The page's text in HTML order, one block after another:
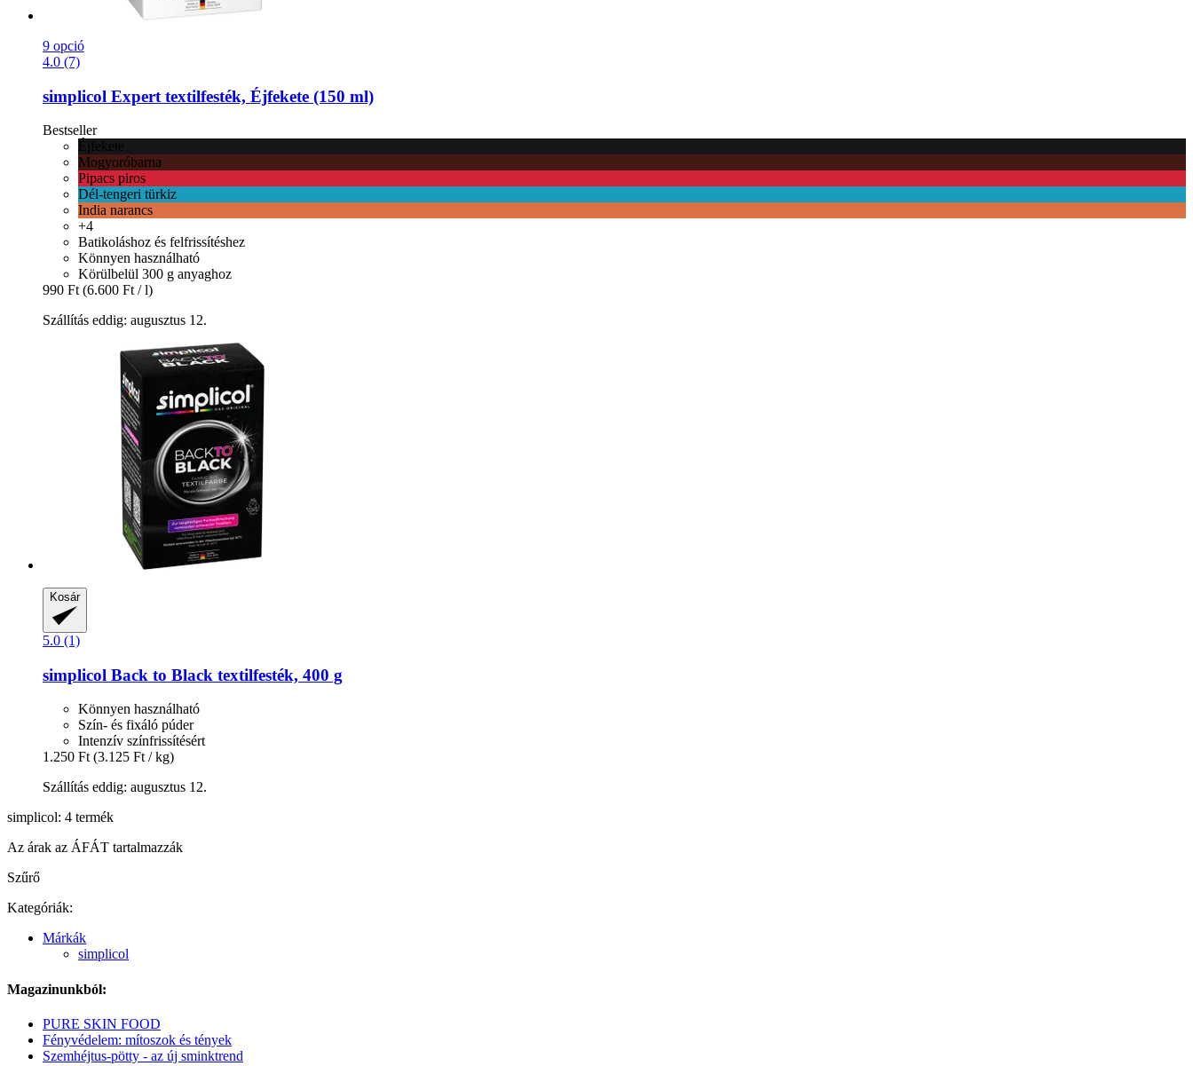
9 opció
4.0 (7)
simplicol Expert textilfesték, Éjfekete (150 ml)
Bestseller
Éjfekete
Mogyoróbarna
Pipacs piros
Dél-tengeri türkiz
India narancs
+4
Batikoláshoz és felfrissítéshez
Könnyen használható
Körülbelül 300 g anyaghoz
990 Ft (6.600 Ft / l)
Szállítás eddig: augusztus 12.
Kosár
5.0 (1)
simplicol Back to Black textilfesték, 400 g
Könnyen használható
Szín- és fixáló púder
Intenzív színfrissítésért
1.250 Ft (3.125 Ft / kg)
Szállítás eddig: augusztus 12.
simplicol: 4 termék
Az árak az ÁFÁT tartalmazzák
Szűrő
Kategóriák:
Márkák
simplicol
Magazinunkból:
PURE SKIN FOOD
Fényvédelem: mítoszok és tények
Szemhéjtus-pötty - az új sminktrend